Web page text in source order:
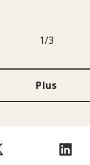
1sur3
1/3
Plus